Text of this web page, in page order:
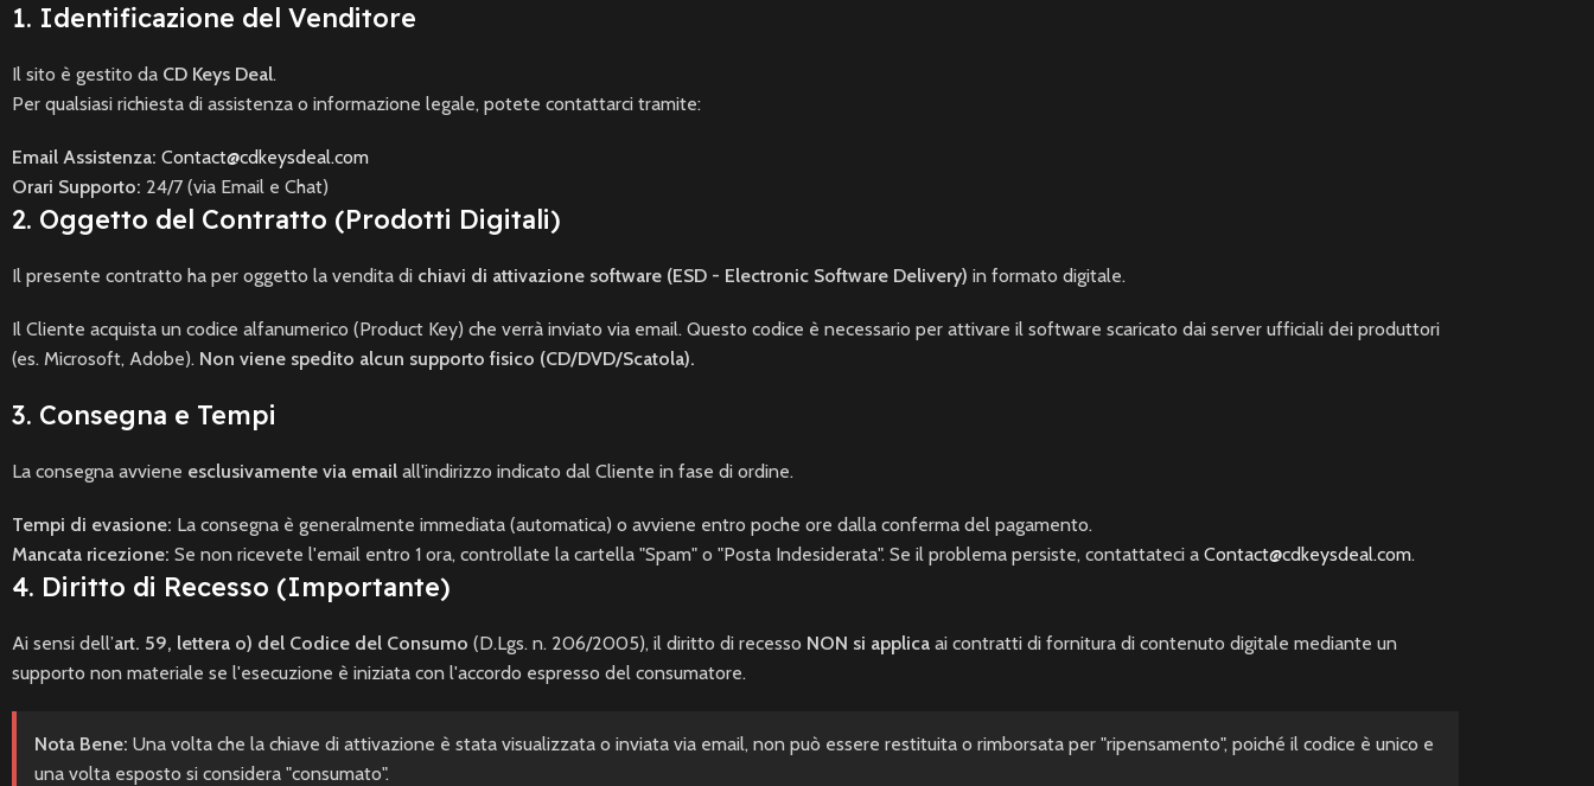
1. Identificazione del Venditore
Il sito è gestito da CD Keys Deal.
Per qualsiasi richiesta di assistenza o informazione legale, potete contattarci tramite:
Email Assistenza: Contact@cdkeysdeal.com
Orari Supporto: 24/7 (via Email e Chat)
2. Oggetto del Contratto (Prodotti Digitali)
Il presente contratto ha per oggetto la vendita di chiavi di attivazione software (ESD - Electronic Software Delivery) in formato digitale.
Il Cliente acquista un codice alfanumerico (Product Key) che verrà inviato via email. Questo codice è necessario per attivare il software scaricato dai server ufficiali dei produttori
(es. Microsoft, Adobe). Non viene spedito alcun supporto fisico (CD/DVD/Scatola).
3. Consegna e Tempi
La consegna avviene esclusivamente via email all'indirizzo indicato dal Cliente in fase di ordine.
Tempi di evasione: La consegna è generalmente immediata (automatica) o avviene entro poche ore dalla conferma del pagamento.
Mancata ricezione: Se non ricevete l'email entro 1 ora, controllate la cartella "Spam" o "Posta Indesiderata". Se il problema persiste, contattateci a Contact@cdkeysdeal.com.
4. Diritto di Recesso (Importante)
Ai sensi dell’art. 59, lettera o) del Codice del Consumo (D.Lgs. n. 206/2005), il diritto di recesso NON si applica ai contratti di fornitura di contenuto digitale mediante un
supporto non materiale se l'esecuzione è iniziata con l'accordo espresso del consumatore.
Nota Bene: Una volta che la chiave di attivazione è stata visualizzata o inviata via email, non può essere restituita o rimborsata per "ripensamento", poiché il codice è unico e
una volta esposto si considera "consumato".